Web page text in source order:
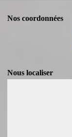
Nos coordonnées
Nous localiser